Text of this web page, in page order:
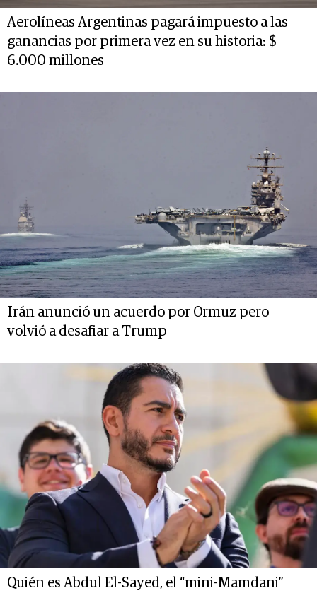
Aerolíneas Argentinas pagará impuesto a las
ganancias por primera vez en su historia: $
6.000 millones
Irán anunció un acuerdo por Ormuz pero
volvió a desafiar a Trump
Quién es Abdul El-Sayed, el “mini-Mamdani”